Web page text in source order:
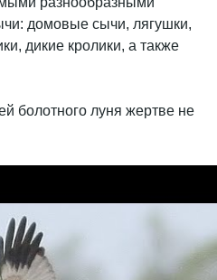
домовые сычи, лягушки,
дикие кролики, а также